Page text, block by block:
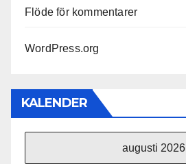
Flöde för kommentarer
WordPress.org
KALENDER
augusti 2026